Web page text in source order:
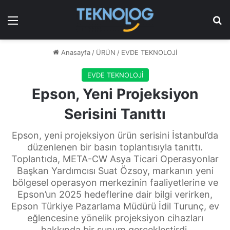
Menü
Anasayfa / ÜRÜN / EVDE TEKNOLOJİ
EVDE TEKNOLOJİ
Epson, Yeni Projeksiyon
Serisini Tanıttı
Epson, yeni projeksiyon ürün serisini İstanbul’da
düzenlenen bir basın toplantısıyla tanıttı.
Toplantıda, META-CW Asya Ticari Operasyonlar
Başkan Yardımcısı Suat Özsoy, markanın yeni
bölgesel operasyon merkezinin faaliyetlerine ve
Epson’un 2025 hedeflerine dair bilgi verirken,
Epson Türkiye Pazarlama Müdürü İdil Turunç, ev
eğlencesine yönelik projeksiyon cihazları